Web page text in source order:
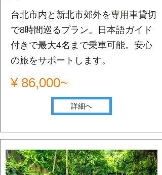
台北市内と新北市郊外を専用車貸切
で8時間巡るプラン。日本語ガイド
付きで最大4名まで乗車可能。安心
の旅をサポートします。
¥ 86,000~
詳細へ